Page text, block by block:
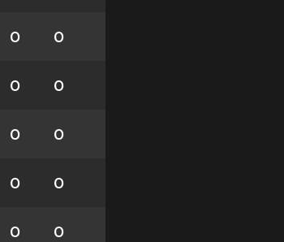
0 0
0 0
0 0
0 0
0 0